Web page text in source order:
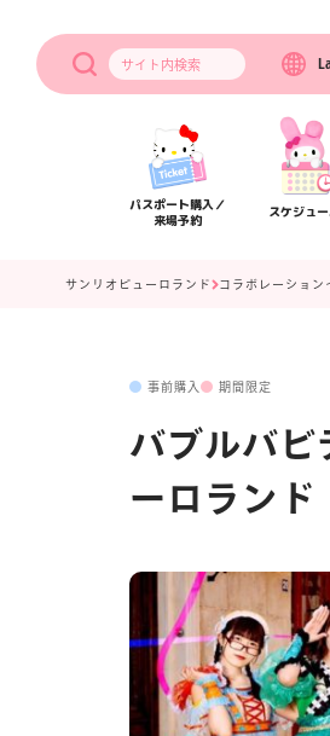
サイト内検索
パスポート購入／
来場予約
スケジュ
アクセス
サンリオピューロランド コラボレーション
事前購入 期間限定
バブルバビ
ーロランド